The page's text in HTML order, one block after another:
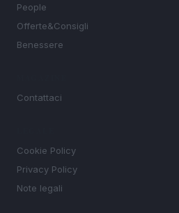
People
Offerte&Consigli
Benessere
Contattaci
Cookie Policy
Privacy Policy
Note legali